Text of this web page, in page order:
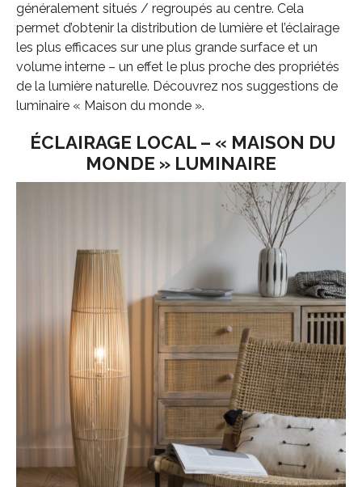
généralement situés / regroupés au centre. Cela
permet d’obtenir la distribution de lumière et l’éclairage
les plus efficaces sur une plus grande surface et un
volume interne – un effet le plus proche des propriétés
de la lumière naturelle. Découvrez nos suggestions de
luminaire « Maison du monde ».
ÉCLAIRAGE LOCAL – « MAISON DU
MONDE » LUMINAIRE